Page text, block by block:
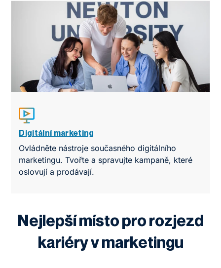
Digitální marketing
Ovládněte nástroje současného digitálního
marketingu. Tvořte a spravujte kampaně, které
oslovují a prodávají.
Nejlepší místo pro rozjezd
kariéry v marketingu